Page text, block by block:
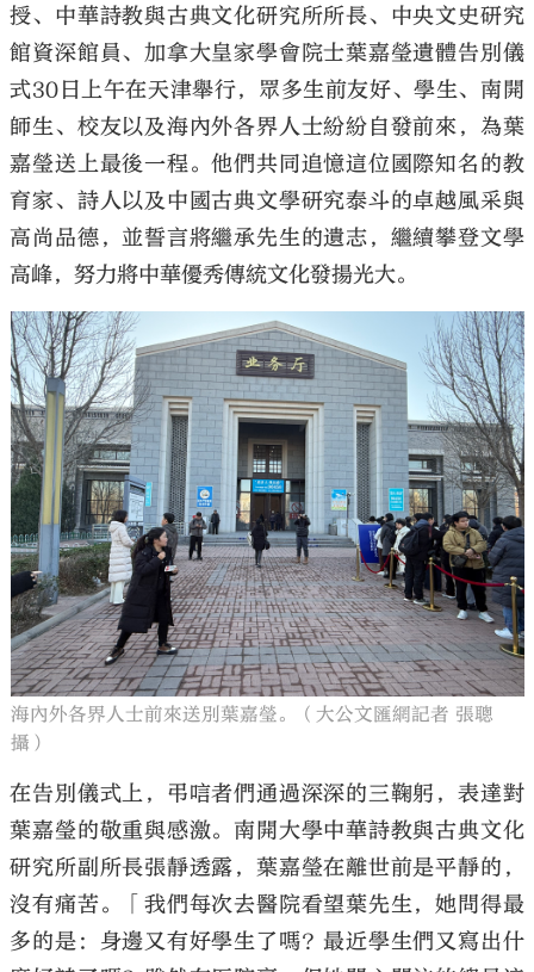
授、中華詩教與古典文化研究所所長、中央文史研究
館資深館員、加拿大皇家學會院士葉嘉瑩遺體告別儀
式30日上午在天津舉行，眾多生前友好、學生、南開
師生、校友以及海內外各界人士紛紛自發前來，為葉
嘉瑩送上最後一程。他們共同追憶這位國際知名的教
育家、詩人以及中國古典文學研究泰斗的卓越風采與
高尚品德，並誓言將繼承先生的遺志，繼續攀登文學
高峰，努力將中華優秀傳統文化發揚光大。
海內外各界人士前來送別葉嘉瑩。（大公文匯網記者 張聰
攝）
在告別儀式上，弔唁者們通過深深的三鞠躬，表達對
葉嘉瑩的敬重與感激。南開大學中華詩教與古典文化
研究所副所長張靜透露，葉嘉瑩在離世前是平靜的，
沒有痛苦。「我們每次去醫院看望葉先生，她問得最
多的是：身邊又有好學生了嗎？最近學生們又寫出什